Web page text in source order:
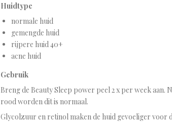
Huidtype
normale huid
gemengde huid
rijpere huid 40+
acne huid
Gebruik
Breng de Beauty Sleep power peel 2 x per week aan.
rood worden dit is normaal.
Glycolzuur en retinol maken de huid gevoeliger